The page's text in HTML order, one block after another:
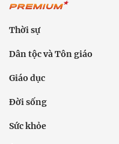
Thời sự
Dân tộc và Tôn giáo
Giáo dục
Đời sống
Sức khỏe